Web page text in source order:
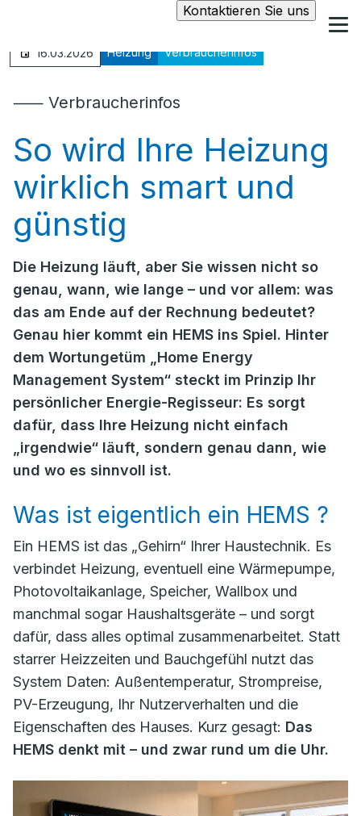
Kontaktieren Sie uns
16.03.2026 Heizung Verbraucherinfos
⸺ Verbraucherinfos
So wird Ihre Heizung
wirklich smart und
günstig
Die Heizung läuft, aber Sie wissen nicht so
genau, wann, wie lange – und vor allem: was
das am Ende auf der Rechnung bedeutet?
Genau hier kommt ein HEMS ins Spiel. Hinter
dem Wortungetüm „Home Energy
Management System“ steckt im Prinzip Ihr
persönlicher Energie-Regisseur: Es sorgt
dafür, dass Ihre Heizung nicht einfach
„irgendwie“ läuft, sondern genau dann, wie
und wo es sinnvoll ist.
Was ist eigentlich ein HEMS ?
Ein HEMS ist das „Gehirn“ Ihrer Haustechnik. Es
verbindet Heizung, eventuell eine Wärmepumpe,
Photovoltaikanlage, Speicher, Wallbox und
manchmal sogar Haushaltsgeräte – und sorgt
dafür, dass alles optimal zusammenarbeitet. Statt
starrer Heizzeiten und Bauchgefühl nutzt das
System Daten: Außentemperatur, Strompreise,
PV-Erzeugung, Ihr Nutzerverhalten und die
Eigenschaften des Hauses. Kurz gesagt: Das
HEMS denkt mit – und zwar rund um die Uhr.